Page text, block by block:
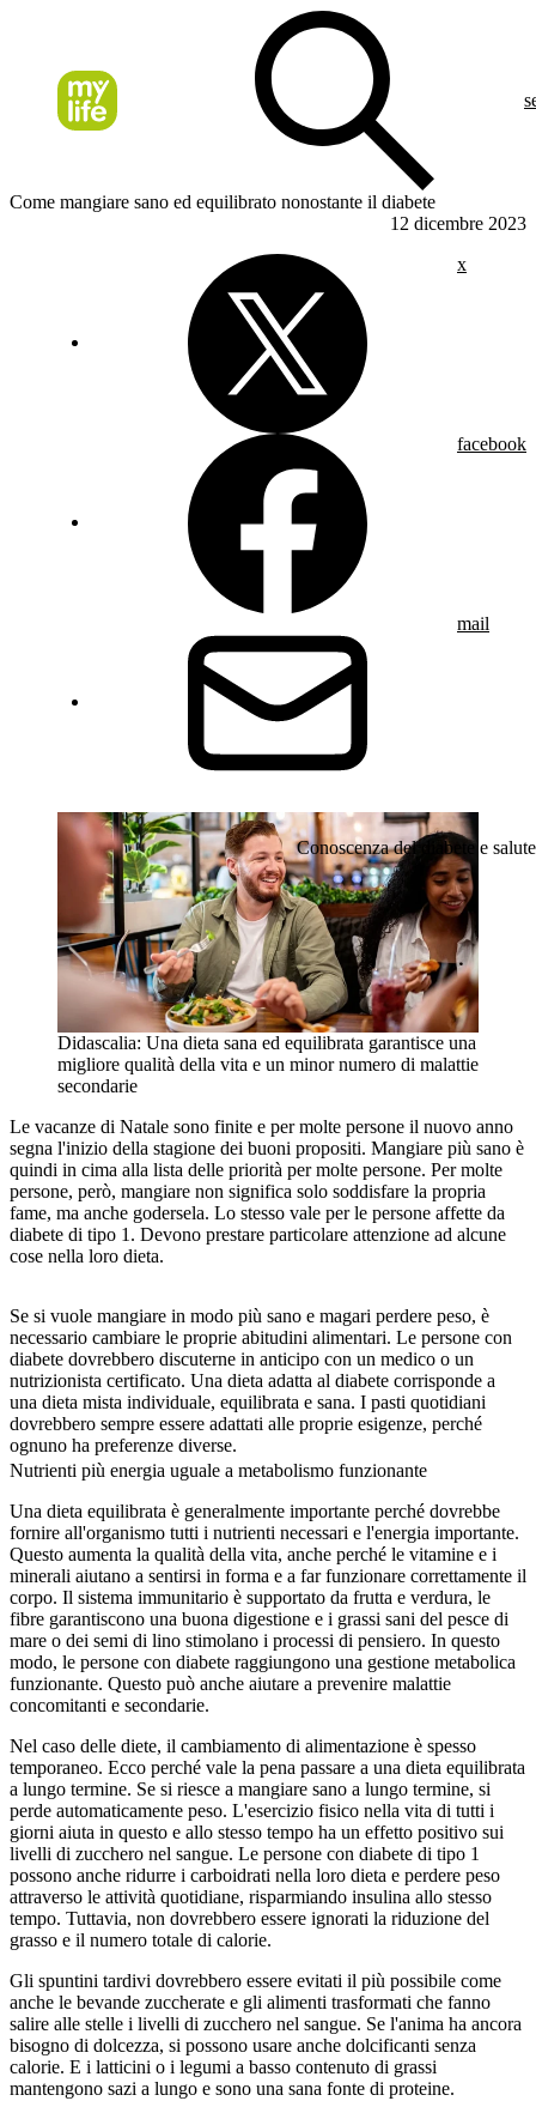
Come mangiare sano ed equilibrato nonostante il diabete
12 dicembre 2023
x
facebook
mail
Conoscenza del diabete e salute
Didascalia: Una dieta sana ed equilibrata garantisce una
migliore qualità della vita e un minor numero di malattie
secondarie
Le vacanze di Natale sono finite e per molte persone il nuovo anno
segna l'inizio della stagione dei buoni propositi. Mangiare più sano è
quindi in cima alla lista delle priorità per molte persone. Per molte
persone, però, mangiare non significa solo soddisfare la propria
fame, ma anche godersela. Lo stesso vale per le persone affette da
diabete di tipo 1. Devono prestare particolare attenzione ad alcune
cose nella loro dieta.
Se si vuole mangiare in modo più sano e magari perdere peso, è
necessario cambiare le proprie abitudini alimentari. Le persone con
diabete dovrebbero discuterne in anticipo con un medico o un
nutrizionista certificato. Una dieta adatta al diabete corrisponde a
una dieta mista individuale, equilibrata e sana. I pasti quotidiani
dovrebbero sempre essere adattati alle proprie esigenze, perché
ognuno ha preferenze diverse.
Nutrienti più energia uguale a metabolismo funzionante
Una dieta equilibrata è generalmente importante perché dovrebbe
fornire all'organismo tutti i nutrienti necessari e l'energia importante.
Questo aumenta la qualità della vita, anche perché le vitamine e i
minerali aiutano a sentirsi in forma e a far funzionare correttamente il
corpo. Il sistema immunitario è supportato da frutta e verdura, le
fibre garantiscono una buona digestione e i grassi sani del pesce di
mare o dei semi di lino stimolano i processi di pensiero. In questo
modo, le persone con diabete raggiungono una gestione metabolica
funzionante. Questo può anche aiutare a prevenire malattie
concomitanti e secondarie.
Nel caso delle diete, il cambiamento di alimentazione è spesso
temporaneo. Ecco perché vale la pena passare a una dieta equilibrata
a lungo termine. Se si riesce a mangiare sano a lungo termine, si
perde automaticamente peso. L'esercizio fisico nella vita di tutti i
giorni aiuta in questo e allo stesso tempo ha un effetto positivo sui
livelli di zucchero nel sangue. Le persone con diabete di tipo 1
possono anche ridurre i carboidrati nella loro dieta e perdere peso
attraverso le attività quotidiane, risparmiando insulina allo stesso
tempo. Tuttavia, non dovrebbero essere ignorati la riduzione del
grasso e il numero totale di calorie.
Gli spuntini tardivi dovrebbero essere evitati il più possibile come
anche le bevande zuccherate e gli alimenti trasformati che fanno
salire alle stelle i livelli di zucchero nel sangue. Se l'anima ha ancora
bisogno di dolcezza, si possono usare anche dolcificanti senza
calorie. E i latticini o i legumi a basso contenuto di grassi
mantengono sazi a lungo e sono una sana fonte di proteine.